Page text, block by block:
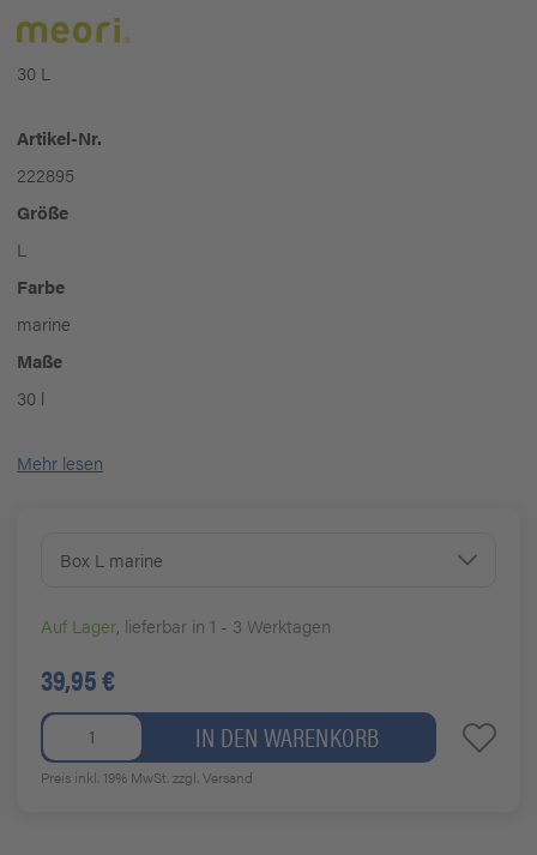
30 L
Artikel-Nr.
222895
Größe
L
Farbe
marine
Maße
30 l
Mehr lesen
Box L marine
Auf Lager, lieferbar in 1 - 3 Werktagen
39,95 €
IN DEN WARENKORB
Preis inkl. 19% MwSt.zzgl. Versand